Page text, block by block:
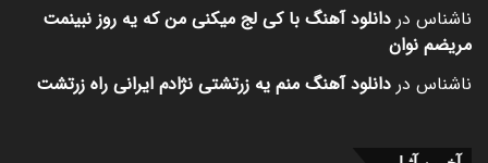
ناشناس در دانلود آهنگ با کی لج میکنی من که یه روز نبینمت
مریضم نوان
ناشناس در دانلود آهنگ منم یه زرتشتی نژادم ایرانی راه زرتشت